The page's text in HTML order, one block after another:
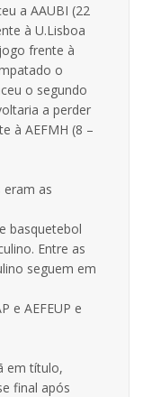
a AAUBI (22
à U.Lisboa
frente à
o
o segundo
a perder
à AEFMH (8 –
eram as
basquetebol
Entre as
seguem em
e AEFEUP e
em título,
final após